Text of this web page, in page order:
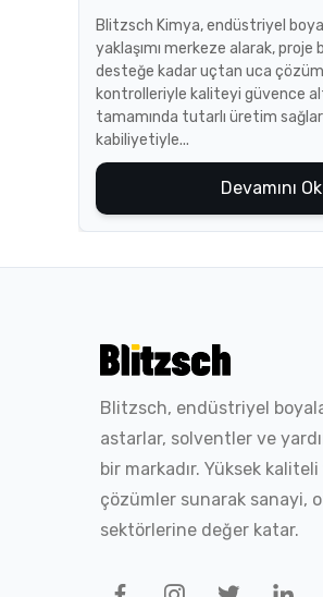
Blitzsch Kimya, endüstriyel
yaklaşımı merkeze alarak, proje
desteğe kadar uçtan uca çözüm
kontrolleriyle kaliteyi güvence
tamamında tutarlı üretim sağlar
kabiliyetiyle...
Devamını
Blitzsch, endüstriyel
astarlar, solventler ve
bir markadır. Yüksek kaliteli
çözümler sunarak sanayi,
sektörlerine değer katar.